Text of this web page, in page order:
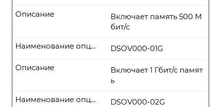
Включает память 500 М
бит/с
Описание
DSOV000-01G
Наименование опции
Включает 1 Гбит/с памят
ь
Описание
DSOV000-02G
Наименование опции